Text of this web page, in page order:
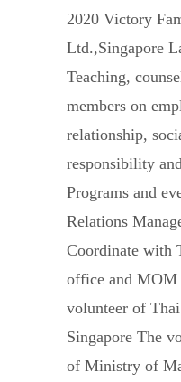
2020 Victory
Ltd.,Singapore
Teaching,
members on
relationship,
responsibility
Programs and
Relations
Coordinate with
office and MOM
volunteer of
Singapore The
of Ministry of